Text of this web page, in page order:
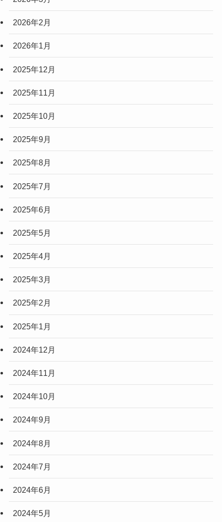
2026年2月
2026年1月
2025年12月
2025年11月
2025年10月
2025年9月
2025年8月
2025年7月
2025年6月
2025年5月
2025年4月
2025年3月
2025年2月
2025年1月
2024年12月
2024年11月
2024年10月
2024年9月
2024年8月
2024年7月
2024年6月
2024年5月